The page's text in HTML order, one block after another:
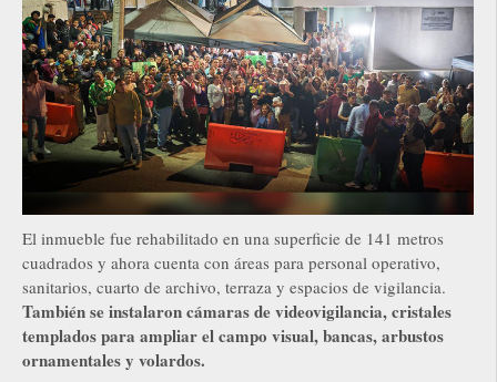
El inmueble fue rehabilitado en una superficie de 141 metros
cuadrados y ahora cuenta con áreas para personal operativo,
sanitarios, cuarto de archivo, terraza y espacios de vigilancia.
También se instalaron cámaras de videovigilancia, cristales
templados para ampliar el campo visual, bancas, arbustos
ornamentales y volardos.